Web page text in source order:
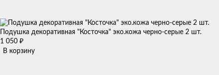
Подушка декоративная "Косточка" эко.кожа черно-серые 2 шт.
1 050 ₽
В корзину